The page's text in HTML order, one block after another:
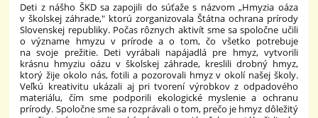
Deti z nášho ŠKD sa zapojili do súťaže s názvom „Hmyzia oáza
v školskej záhrade," ktorú zorganizovala Štátna ochrana prírody
Slovenskej republiky. Počas rôznych aktivít sme sa spoločne učili
o význame hmyzu v prírode a o tom, čo všetko potrebuje
na svoje prežitie. Deti vyrábali napájadlá pre hmyz, vytvorili
krásnu hmyziu oázu v školskej záhrade, kreslili drobný hmyz,
ktorý žije okolo nás, fotili a pozorovali hmyz v okolí našej školy.
Veľkú kreativitu ukázali aj pri tvorení výrobkov z odpadového
materiálu, čím sme podporili ekologické myslenie a ochranu
prírody. Spoločne sme sa rozprávali o tom, prečo je hmyz dôležitý